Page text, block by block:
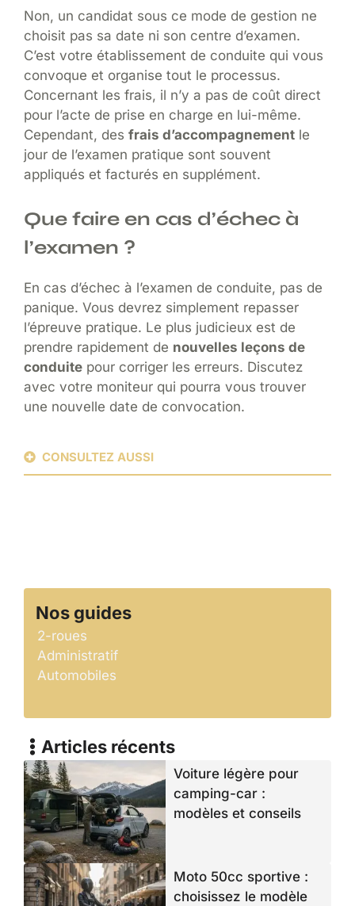
Non, un candidat sous ce mode de gestion ne
choisit pas sa date ni son centre d’examen.
C’est votre établissement de conduite qui vous
convoque et organise tout le processus.
Concernant les frais, il n’y a pas de coût direct
pour l’acte de prise en charge en lui-même.
Cependant, des frais d’accompagnement le
jour de l’examen pratique sont souvent
appliqués et facturés en supplément.
Que faire en cas d’échec à
l’examen ?
En cas d’échec à l’examen de conduite, pas de
panique. Vous devrez simplement repasser
l’épreuve pratique. Le plus judicieux est de
prendre rapidement de nouvelles leçons de
conduite pour corriger les erreurs. Discutez
avec votre moniteur qui pourra vous trouver
une nouvelle date de convocation.
CONSULTEZ AUSSI
Nos guides
2-roues
Administratif
Automobiles
Articles récents
Voiture légère pour
camping-car :
modèles et conseils
Moto 50cc sportive :
choisissez le modèle